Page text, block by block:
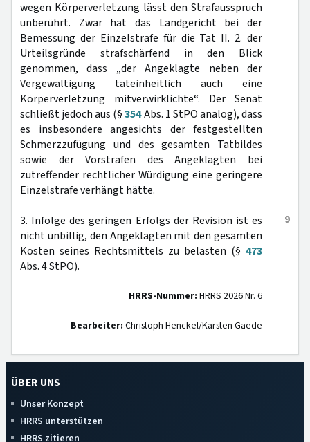
wegen Körperverletzung lässt den Strafausspruch
unberührt. Zwar hat das Landgericht bei der
Bemessung der Einzelstrafe für die Tat II. 2. der
Urteilsgründe strafschärfend in den Blick
genommen, dass „der Angeklagte neben der
Vergewaltigung tateinheitlich auch eine
Körperverletzung mitverwirklichte“. Der Senat
schließt jedoch aus (§354Abs. 1 StPO analog), dass
es insbesondere angesichts der festgestellten
Schmerzzufügung und des gesamten Tatbildes
sowie der Vorstrafen des Angeklagten bei
zutreffender rechtlicher Würdigung eine geringere
Einzelstrafe verhängt hätte.
9
3. Infolge des geringen Erfolgs der Revision ist es
nicht unbillig, den Angeklagten mit den gesamten
Kosten seines Rechtsmittels zu belasten (§ 473
Abs. 4 StPO).
HRRS-Nummer: HRRS 2026 Nr. 6
Bearbeiter: Christoph Henckel/Karsten Gaede
ÜBER UNS
Unser Konzept
HRRS unterstützen
HRRS zitieren